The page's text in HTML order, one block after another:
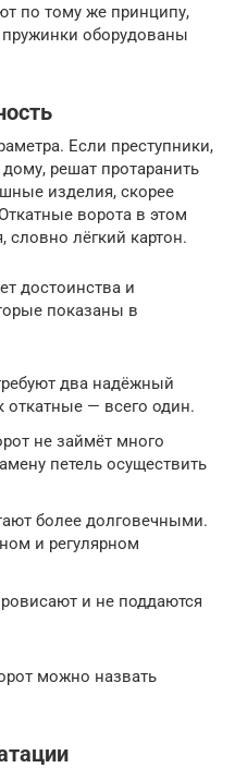
по тому же принципу,
оборудованы
Если преступники,
решат протаранить
изделия, скорее
ворота в этом
словно лёгкий картон.
достоинства и
показаны в
два надёжный
откатные — всего один.
не займёт много
петель осуществить
более долговечными.
и регулярном
и не поддаются
можно назвать